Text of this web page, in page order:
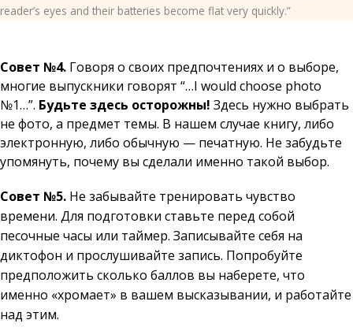
reader’s eyes and their batteries become flat very quickly.”
Совет №4. Говоря о своих предпочтениях и о выборе,
многие выпускники говорят “…I would choose photo
№1…”. Будьте здесь осторожны! Здесь нужно выбрать
не фото, а предмет темы. В нашем случае книгу, либо
электронную, либо обычную — печатную. Не забудьте
упомянуть, почему вы сделали именно такой выбор.
Совет №5. Не забывайте тренировать чувство
времени. Для подготовки ставьте перед собой
песочные часы или таймер. Записывайте себя на
диктофон и прослушивайте запись. Попробуйте
предположить сколько баллов вы наберете, что
именно «хромает» в вашем высказывании, и работайте
над этим.